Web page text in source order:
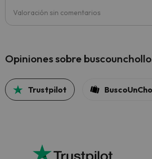
Valoración sin comentarios
Opiniones sobre
Trustpilot